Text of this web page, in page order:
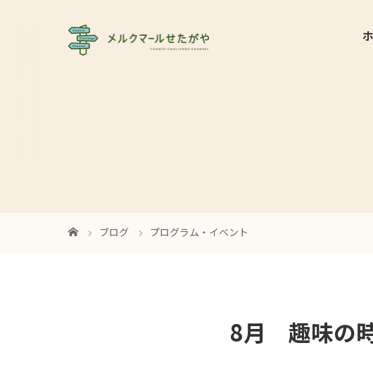
ブログ プログラム・イベント
8月 趣味の